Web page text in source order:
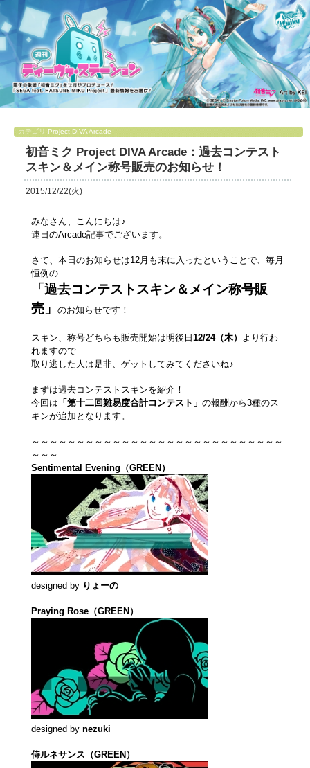
カテゴリ Project DIVA Arcade
初音ミク Project DIVA Arcade：過去コンテスト
スキン＆メイン称号販売のお知らせ！
2015/12/22(火)
みなさん、こんにちは♪
連日のArcade記事でございます。
さて、本日のお知らせは12月も末に入ったということで、毎月
恒例の
「過去コンテストスキン＆メイン称号販
売」
のお知らせです！
スキン、称号どちらも販売開始は明後日 12/24（木） より行わ
れますので
取り逃した人は是非、ゲットしてみてくださいね♪
まずは過去コンテストスキンを紹介！
今回は 「第十二回難易度合計コンテスト」 の報酬から3種のス
キンが追加となります。
～～～～～～～～～～～～～～～～～～～～～～～～～～～～
～～～
Sentimental Evening（GREEN）
designed by りょーの
Praying Rose（GREEN）
designed by nezuki
侍ルネサンス（GREEN）